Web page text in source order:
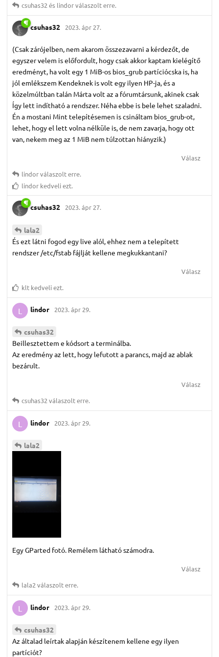
csuhas32 és lindorválaszolt erre.
csuhas32 2023. ápr 27.
(Csak zárójelben, nem akarom összezavarni a kérdezőt, de
egyszer velem is előfordult, hogy csak akkor kaptam kielégítő
eredményt, ha volt egy 1 MiB-os bios_grub partíciócska is, ha
jól emlékszem Kendeknek is volt egy ilyen HP-ja, és a
közelmúltban talán Márta volt az a fórumtársunk, akinek csak
Így lett indítható a rendszer. Néha ebbe is bele lehet szaladni.
Én a mostani Mint telepítésemen is csináltam bios_grub-ot,
lehet, hogy el lett volna nélküle is, de nem zavarja, hogy ott
van, nekem meg az 1 MiB nem túlzottan hiányzik.)
Válasz
lindorválaszolt erre.
lindor kedveli ezt.
csuhas32 2023. ápr 27.
lala2
És ezt látni fogod egy live alól, ehhez nem a telepített
rendszer /etc/fstab fájlját kellene megkukkantani?
Válasz
klt kedveli ezt.
L lindor 2023. ápr 29.
csuhas32
Beillesztettem e kódsort a terminálba.
Az eredmény az lett, hogy lefutott a parancs, majd az ablak
bezárult.
Válasz
csuhas32 válaszolt erre.
L lindor 2023. ápr 29.
lala2
Egy GParted fotó. Remélem látható számodra.
Válasz
lala2 válaszolt erre.
L lindor 2023. ápr 29.
csuhas32
Az általad leírtak alapján készítenem kellene egy ilyen
partíciót?